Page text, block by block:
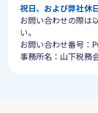
祝日、および弊社休
お問い合わせの際は
い。
お問い合わせ番号：
事務所名：山下税務